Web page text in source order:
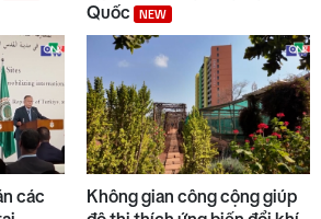
10
Trường biên giới sẵn sàng đón
năm học mới
Quốc
NEW
các
Không gian công cộng giúp